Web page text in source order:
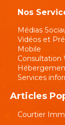
Nos
Médias
Vidéos et
Mobile
Consultation
Services
Articles
Courtier